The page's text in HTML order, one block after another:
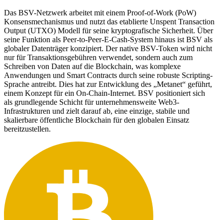
Das BSV-Netzwerk arbeitet mit einem Proof-of-Work (PoW)
Konsensmechanismus und nutzt das etablierte Unspent Transaction
Output (UTXO) Modell für seine kryptografische Sicherheit. Über
seine Funktion als Peer-to-Peer-E-Cash-System hinaus ist BSV als
globaler Datenträger konzipiert. Der native BSV-Token wird nicht
nur für Transaktionsgebühren verwendet, sondern auch zum
Schreiben von Daten auf die Blockchain, was komplexe
Anwendungen und Smart Contracts durch seine robuste Scripting-
Sprache antreibt. Dies hat zur Entwicklung des „Metanet“ geführt,
einem Konzept für ein On-Chain-Internet. BSV positioniert sich
als grundlegende Schicht für unternehmensweite Web3-
Infrastrukturen und zielt darauf ab, eine einzige, stabile und
skalierbare öffentliche Blockchain für den globalen Einsatz
bereitzustellen.